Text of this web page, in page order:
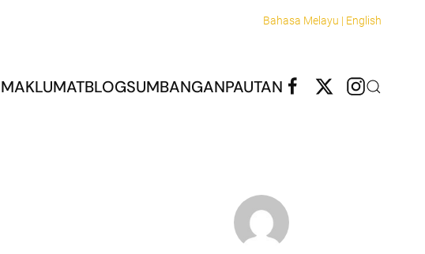
Bahasa Melayu | English
MAKLUMATBLOGSUMBANGANPAUTAN